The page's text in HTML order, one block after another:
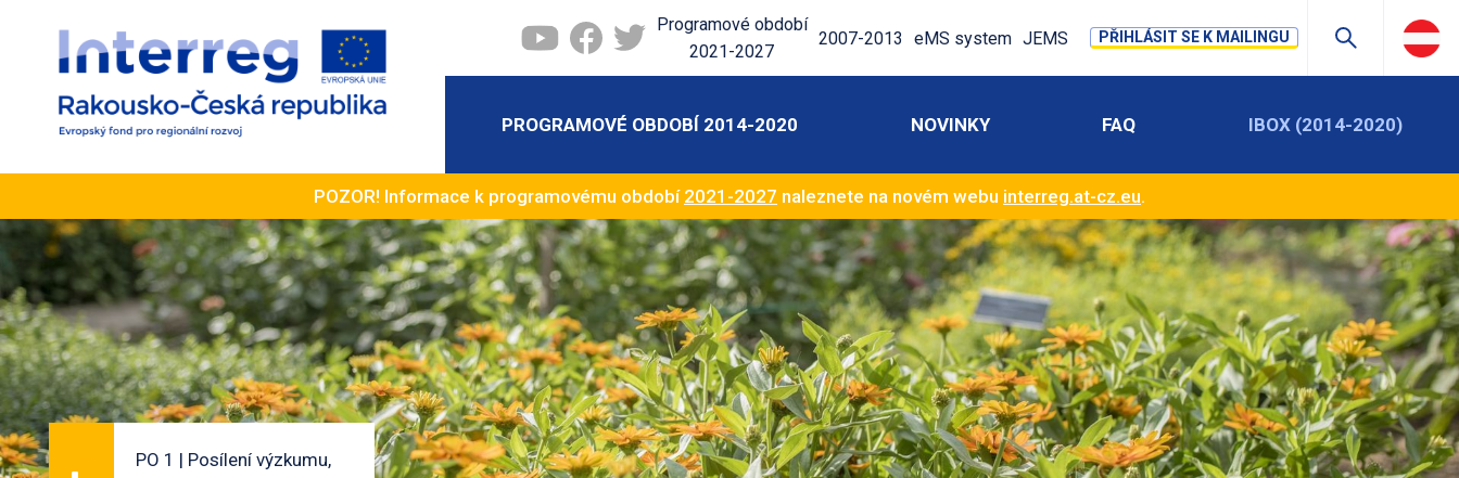
Programové období
2021-2027
2007-2013 eMS system JEMS PŘIHLÁSIT SE K MAILINGU
PROGRAMOVÉ OBDOBÍ 2014-2020 NOVINKY FAQ IBOX (2014-2020)
POZOR! Informace k programovému období 2021-2027 naleznete na novém webu interreg.at-cz.eu.
PO 1 | Posílení výzkumu,